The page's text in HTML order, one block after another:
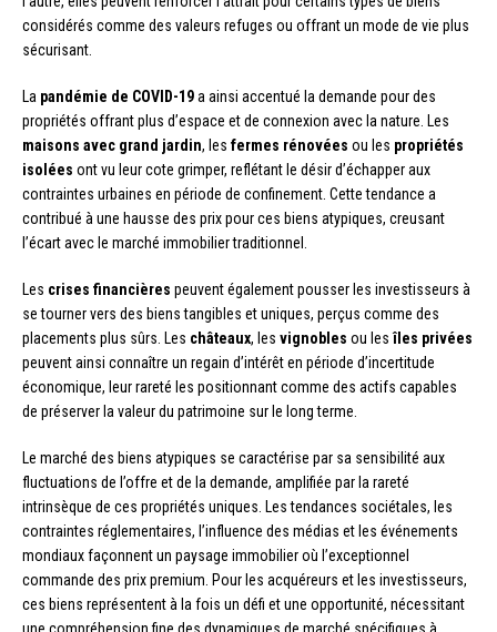
considérés comme des valeurs refuges ou offrant un mode de vie plus
sécurisant.
La pandémie de COVID-19a ainsi accentué la demande pour des
propriétés offrant plus d’espace et de connexion avec la nature. Les
maisons avec grand jardin, les fermes rénovées ou les propriétés
isolées ont vu leur cote grimper, reflétant le désir d’échapper aux
contraintes urbaines en période de confinement. Cette tendance a
contribué à une hausse des prix pour ces biens atypiques, creusant
l’écart avec le marché immobilier traditionnel.
Les crises financières peuvent également pousser les investisseurs à
se tourner vers des biens tangibles et uniques, perçus comme des
placements plus sûrs. Les châteaux, les vignobles ou lesîles privées
peuvent ainsi connaître un regain d’intérêt en période d’incertitude
économique, leur rareté les positionnant comme des actifs capables
de préserver la valeur du patrimoine sur le long terme.
Le marché des biens atypiques se caractérise par sa sensibilité aux
fluctuations de l’offre et de la demande, amplifiée par la rareté
intrinsèque de ces propriétés uniques. Les tendances sociétales, les
contraintes réglementaires, l’influence des médias et les événements
mondiaux façonnent un paysage immobilier où l’exceptionnel
commande des prix premium. Pour les acquéreurs et les investisseurs,
ces biens représentent à la fois un défi et une opportunité, nécessitant